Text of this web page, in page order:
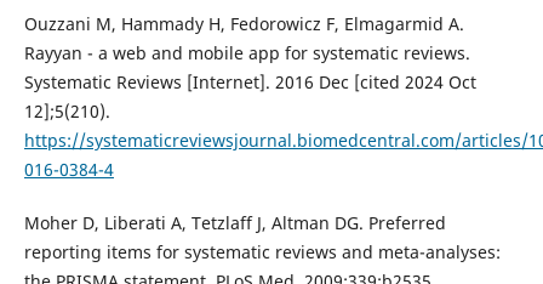
Ouzzani M, Hammady H, Fedorowicz F, Elmagarmid A.
Rayyan - a web and mobile app for systematic reviews.
Systematic Reviews [Internet]. 2016 Dec [cited 2024 Oct
12];5(210).
https://systematicreviewsjournal.biomedcentral.com/articles/
016-0384-4
Moher D, Liberati A, Tetzlaff J, Altman DG. Preferred
reporting items for systematic reviews and meta-analyses: